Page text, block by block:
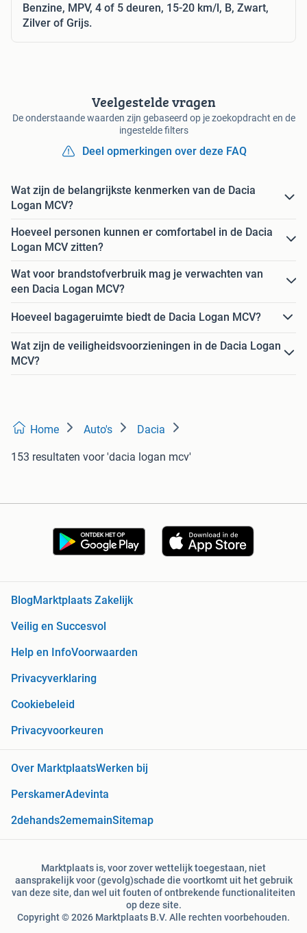
Benzine, MPV, 4 of 5 deuren, 15-20 km/l, B, Zwart,
Zilver of Grijs.
Veelgestelde vragen
De onderstaande waarden zijn gebaseerd op je zoekopdracht en de
ingestelde filters
Deel opmerkingen over deze FAQ
Wat zijn de belangrijkste kenmerken van de Dacia
Logan MCV?
Hoeveel personen kunnen er comfortabel in de Dacia
Logan MCV zitten?
Wat voor brandstofverbruik mag je verwachten van
een Dacia Logan MCV?
Hoeveel bagageruimte biedt de Dacia Logan MCV?
Wat zijn de veiligheidsvoorzieningen in de Dacia Logan
MCV?
Home Auto's Dacia
153 resultaten voor 'dacia logan mcv'
BlogMarktplaats Zakelijk
Veilig en Succesvol
Help en InfoVoorwaarden
Privacyverklaring
Cookiebeleid
Privacyvoorkeuren
Over MarktplaatsWerken bij
PerskamerAdevinta
2dehands2ememainSitemap
Marktplaats is, voor zover wettelijk toegestaan, niet
aansprakelijk voor (gevolg)schade die voortkomt uit het gebruik
van deze site, dan wel uit fouten of ontbrekende functionaliteiten
op deze site.
Copyright © 2026 Marktplaats B.V. Alle rechten voorbehouden.